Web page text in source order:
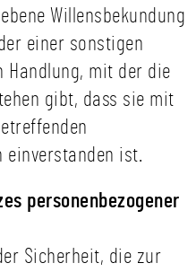
Willensbekundung
einer sonstigen
Handlung, mit der die
gibt, dass sie mit
einverstanden ist.
personenbezogener
Sicherheit, die zur